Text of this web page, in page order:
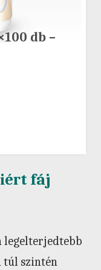
db –
fáj
legelterjedtebb
túl szintén